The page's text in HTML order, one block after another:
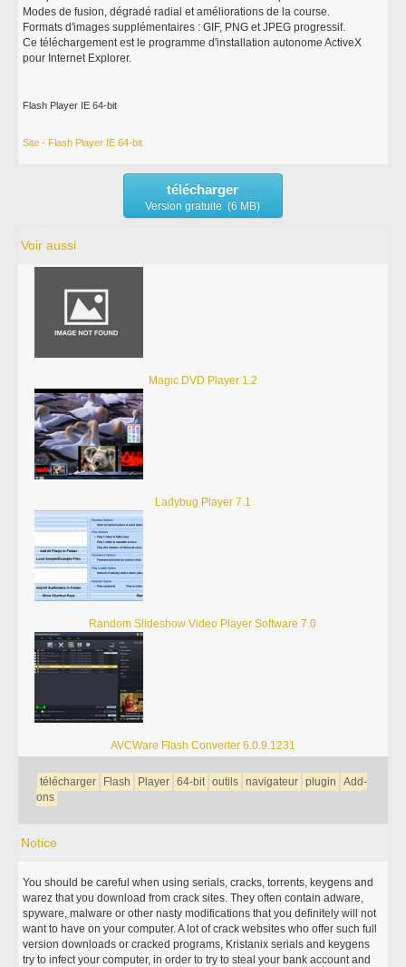
Modes de fusion, dégradé radial et améliorations de la course.
Formats d'images supplémentaires : GIF, PNG et JPEG progressif.
Ce téléchargement est le programme d'installation autonome ActiveX
pour Internet Explorer.
Flash Player IE 64-bit
Site - Flash Player IE 64-bit
télécharger
Version gratuite (6 MB)
Voir aussi
Magic DVD Player 1.2
Ladybug Player 7.1
Random Slideshow Video Player Software 7.0
AVCWare Flash Converter 6.0.9.1231
télécharger Flash Player 64-bit outils navigateur plugin
Add-
ons
Notice
You should be careful when using serials, cracks, torrents, keygens and
warez that you download from crack sites. They often contain adware,
spyware, malware or other nasty modifications that you definitely will not
want to have on your computer. A lot of crack websites who offer such full
version downloads or cracked programs, Kristanix serials and keygens
try to infect your computer, in order to try to steal your bank account and